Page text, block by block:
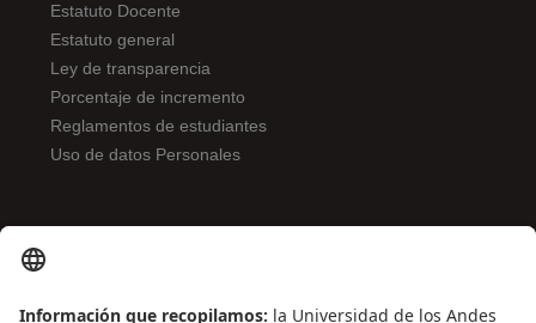
Estatuto Docente
Estatuto general
Ley de transparencia
Porcentaje de incremento
Reglamentos de estudiantes
Uso de datos Personales
Contáctenos